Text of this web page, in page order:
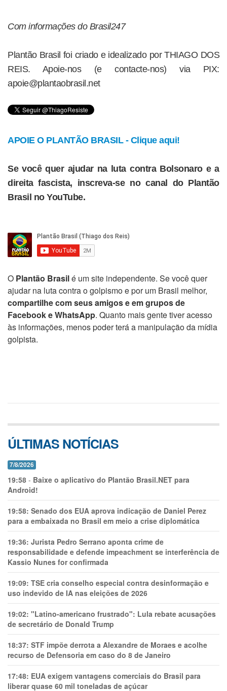
Com informações do Brasil247
Plantão Brasil foi criado e idealizado por THIAGO DOS
REIS. Apoie-nos (e contacte-nos) via PIX:
apoie@plantaobrasil.net
APOIE O PLANTÃO BRASIL - Clique aqui!
Se você quer ajudar na luta contra Bolsonaro e a
direita fascista, inscreva-se no canal do Plantão
Brasil no YouTube.
O Plantão Brasilé um site independente. Se você quer
ajudar na luta contra o golpismo e por um Brasil melhor,
compartilhe com seus amigos e em grupos de
Facebook e WhatsApp. Quanto mais gente tiver acesso
às informações, menos poder terá a manipulação da mídia
golpista.
ÚLTIMAS NOTÍCIAS
7/8/2026
19:58 - Baixe o aplicativo do Plantão Brasil.NET para
Android!
19:58: Senado dos EUA aprova indicação de Daniel Perez
para a embaixada no Brasil em meio a crise diplomática
19:36: Jurista Pedro Serrano aponta crime de
responsabilidade e defende impeachment se interferência de
Kassio Nunes for confirmada
19:09: TSE cria conselho especial contra desinformação e
uso indevido de IA nas eleições de 2026
19:02: "Latino-americano frustrado": Lula rebate acusações
de secretário de Donald Trump
18:37: STF impõe derrota a Alexandre de Moraes e acolhe
recurso de Defensoria em caso do 8 de Janeiro
17:48: EUA exigem vantagens comerciais do Brasil para
liberar quase 60 mil toneladas de açúcar